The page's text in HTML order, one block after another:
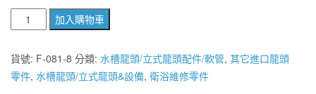
【麗
室
衛
浴】
義
加入購物車
貨號: F-081-8 分類: 水槽龍頭/立式龍頭配件/軟管, 其它進口龍頭
零件, 水槽龍頭/立式龍頭&設備, 衛浴維修零件